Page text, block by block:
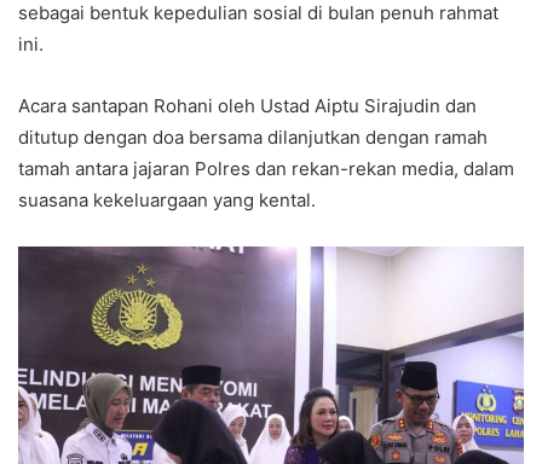
sebagai bentuk kepedulian sosial di bulan penuh rahmat
ini.
Acara santapan Rohani oleh Ustad Aiptu Sirajudin dan
ditutup dengan doa bersama dilanjutkan dengan ramah
tamah antara jajaran Polres dan rekan-rekan media, dalam
suasana kekeluargaan yang kental.